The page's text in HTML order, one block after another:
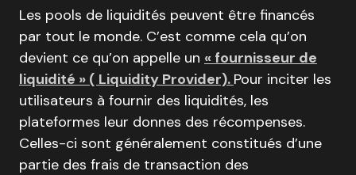
Les pools de liquidités peuvent être financés
par tout le monde. C’est comme cela qu’on
devient ce qu’on appelle un « fournisseur de
liquidité » ( Liquidity Provider). Pour inciter les
utilisateurs à fournir des liquidités, les
plateformes leur donnes des récompenses.
Celles-ci sont généralement constitués d’une
partie des frais de transaction des